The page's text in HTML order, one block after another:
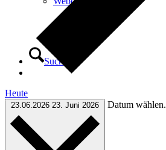
Suche
Heute
23.06.2026 23. Juni 2026 Datum wählen.